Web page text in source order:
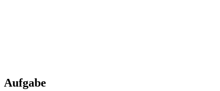
Aufgabe